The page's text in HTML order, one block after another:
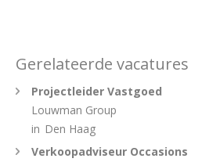
Gerelateerde vacatures
Projectleider Vastgoed
Louwman Group
in Den Haag
Verkoopadviseur Occasions